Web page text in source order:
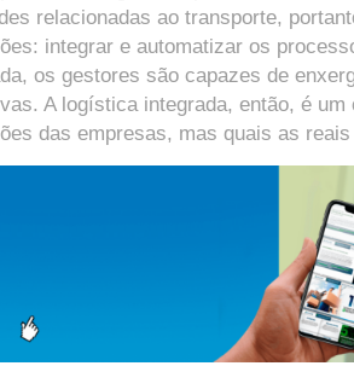
relacionadas ao transporte,
integrar e automatizar os
os gestores são capazes de
A logística integrada, então, é
das empresas, mas quais as